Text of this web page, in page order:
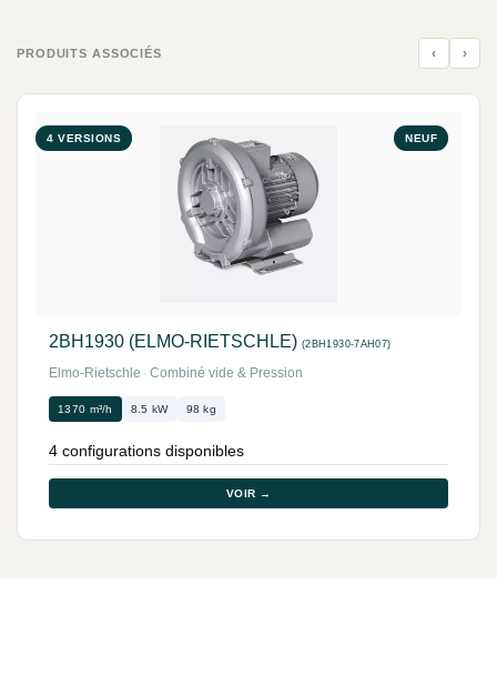
PRODUITS ASSOCIÉS ‹ ›
NEUF
4 VERSIONS
2BH1930 (ELMO-RIETSCHLE) (2BH1930-7AH07)
Elmo-Rietschle · Combiné vide & Pression
1370 m³/h 8.5 kW 98 kg
4 configurations disponibles
VOIR →